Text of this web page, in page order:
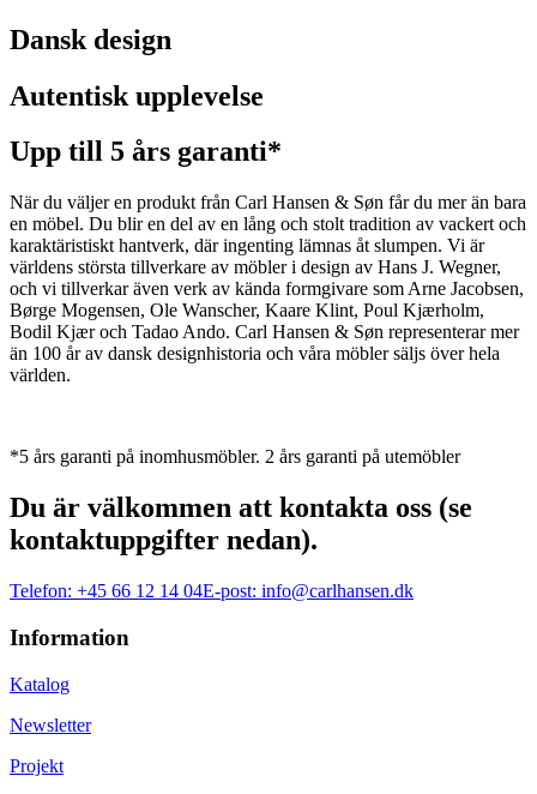
Dansk design
Autentisk upplevelse
Upp till 5 års garanti*
När du väljer en produkt från Carl Hansen & Søn får du mer än bara
en möbel. Du blir en del av en lång och stolt tradition av vackert och
karaktäristiskt hantverk, där ingenting lämnas åt slumpen. Vi är
världens största tillverkare av möbler i design av Hans J. Wegner,
och vi tillverkar även verk av kända formgivare som Arne Jacobsen,
Børge Mogensen, Ole Wanscher, Kaare Klint, Poul Kjærholm,
Bodil Kjær och Tadao Ando. Carl Hansen & Søn representerar mer
än 100 år av dansk designhistoria och våra möbler säljs över hela
världen.
*5 års garanti på inomhusmöbler. 2 års garanti på utemöbler
Du är välkommen att kontakta oss (se
kontaktuppgifter nedan).
Telefon: +45 66 12 14 04E-post: info@carlhansen.dk
Information
Katalog
Newsletter
Projekt